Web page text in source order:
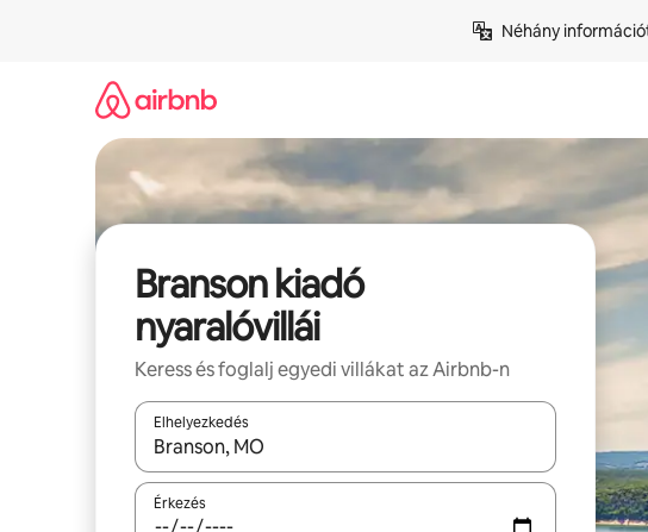
Néhány
Branson kiadó
nyaralóvillái
Keress és foglalj egyedi villákat az Airbnb-n
Elhelyezkedés
Az eredmények között a felfelé és a lefelé nyíllal navigálhatsz,
Érkezés